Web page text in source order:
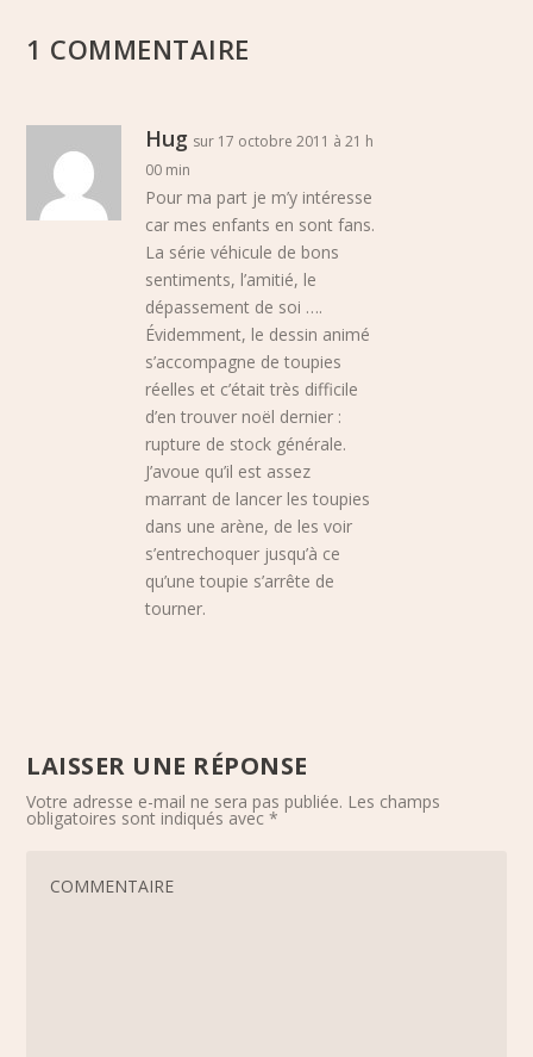
1 COMMENTAIRE
Hug sur 17 octobre 2011 à 21 h
00 min
Pour ma part je m’y intéresse
car mes enfants en sont fans.
La série véhicule de bons
sentiments, l’amitié, le
dépassement de soi ….
Évidemment, le dessin animé
s’accompagne de toupies
réelles et c’était très difficile
d’en trouver noël dernier :
rupture de stock générale.
J’avoue qu’il est assez
marrant de lancer les toupies
dans une arène, de les voir
s’entrechoquer jusqu’à ce
qu’une toupie s’arrête de
tourner.
LAISSER UNE RÉPONSE
Votre adresse e-mail ne sera pas publiée. Les champs
obligatoires sont indiqués avec*